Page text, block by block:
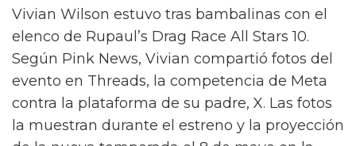
Vivian Wilson estuvo tras bambalinas con el
elenco de Rupaul’s Drag Race All Stars 10.
Según Pink News, Vivian compartió fotos del
evento en Threads, la competencia de Meta
contra la plataforma de su padre, X. Las fotos
la muestran durante el estreno y la proyección